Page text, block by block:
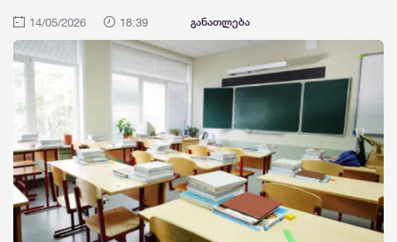
14/05/2026 18:39 განათლება